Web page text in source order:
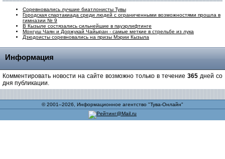
Соревновались лучшие биатлонисты Тувы
Городская спартакиада среди людей с ограниченными возможностями прошла в
гимназии № 9
В Кызыле состязались сильнейшие в пауэрлифтинге
Монгуш Чаян и Доржукай Чайыран - самые меткие в стрельбе из лука
Дзюдоисты соревновались на призы Мэрии Кызыла
Информация
Комментировать новости на сайте возможно только в течение 365 дней со
дня публикации.
© 2001–2026, Информационное агентство "Тува-Онлайн"